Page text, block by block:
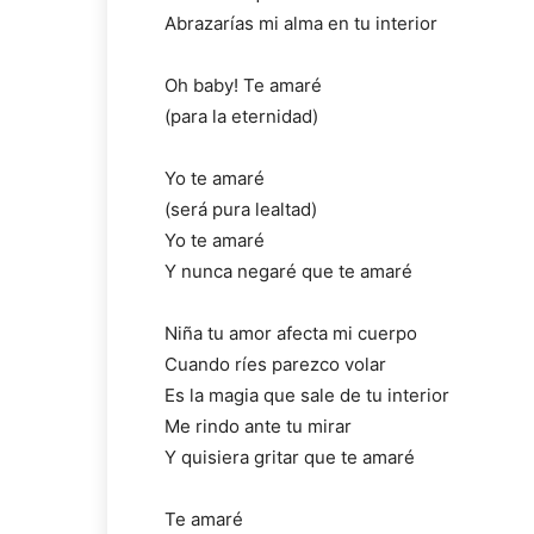
Abrazarías mi alma en tu interior
Oh baby! Te amaré
(para la eternidad)
Yo te amaré
(será pura lealtad)
Yo te amaré
Y nunca negaré que te amaré
Niña tu amor afecta mi cuerpo
Cuando ríes parezco volar
Es la magia que sale de tu interior
Me rindo ante tu mirar
Y quisiera gritar que te amaré
Te amaré